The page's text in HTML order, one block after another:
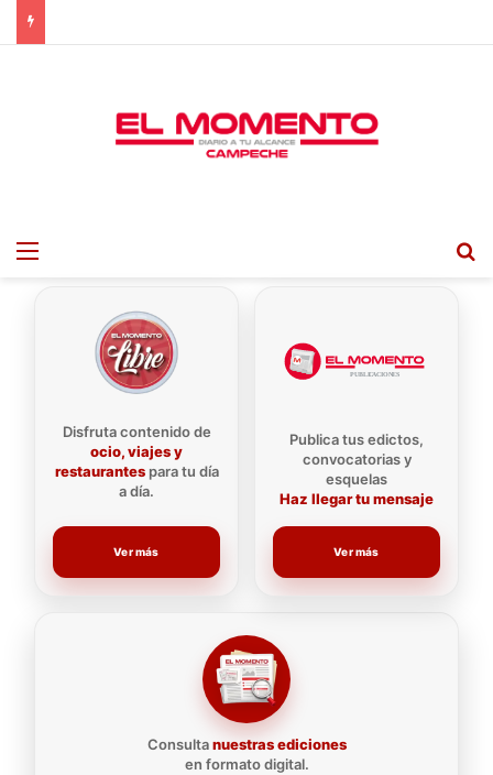
Menu
Disfruta contenido de
ocio, viajes y
restaurantespara tu día
a día.
Ver más
Consultanuestras ediciones
en formato digital.
Publica tus edictos,
convocatorias y
esquelas
Haz llegar tu mensaje
Ver más